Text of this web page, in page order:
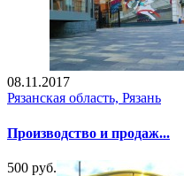
08.11.2017
Рязанская область, Рязань
Производство и продаж...
500 руб.